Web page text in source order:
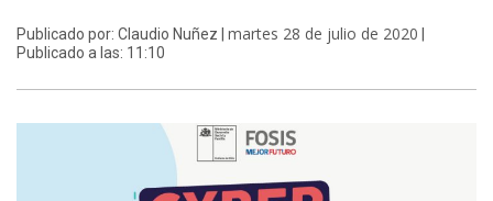
Publicado por: Claudio Nuñez | martes 28 de julio de 2020
Publicado a las: 11:10